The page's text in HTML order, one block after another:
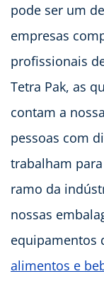
pode ser um
empresas
profissionais
Tetra Pak, as
contam a
pessoas com
trabalham
ramo da
nossas
equipamentos
alimentos e